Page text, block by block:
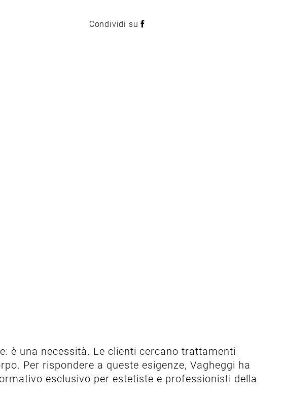
Condividi su
è una necessità. Le clienti cercano trattamenti
Per rispondere a queste esigenze, Vagheggi ha
esclusivo per estetiste e professionisti della